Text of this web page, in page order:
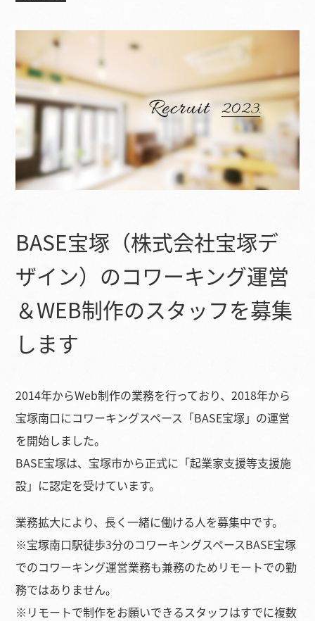
BASE宝塚（株式会社宝塚デ
ザイン）のコワーキング運営
＆WEB制作のスタッフを募集
します
2014年からWeb制作の業務を行っており、2018年から
宝塚南口にコワーキングスペース「BASE宝塚」の運営
を開始しました。
BASE宝塚は、宝塚市から正式に「起業家支援等支援施
設」に認定を受けています。
業務拡大により、長く一緒に働ける人を募集中です。
※宝塚南口駅徒歩3分のコワーキングスペースBASE宝塚
でのコワーキング運営業務も兼務のためリモートでの勤
務ではありません。
※リモートで制作をお願いできるスタッフはすでに複数